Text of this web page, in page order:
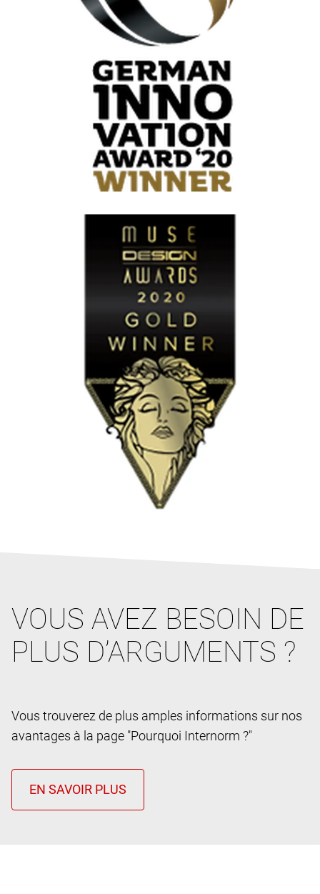
VOUS AVEZ BESOIN DE
PLUS D’ARGUMENTS ?
Vous trouverez de plus amples informations sur nos
avantages à la page "Pourquoi Internorm ?"